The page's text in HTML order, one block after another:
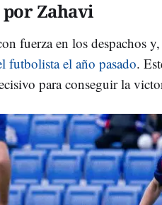
Zahavi
fuerza en los despachos
futbolista el año pasado.
para conseguir la